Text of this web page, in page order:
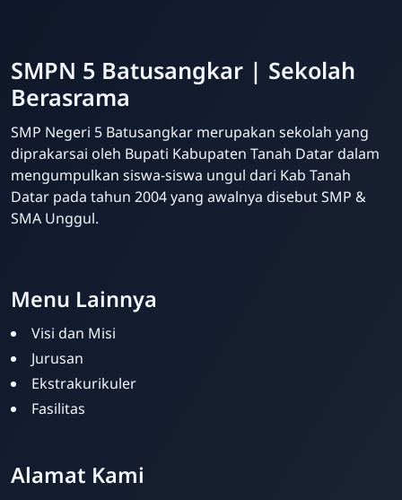
SMPN 5 Batusangkar | Sekolah
Berasrama
SMP Negeri 5 Batusangkar merupakan sekolah yang
diprakarsai oleh Bupati Kabupaten Tanah Datar dalam
mengumpulkan siswa-siswa ungul dari Kab Tanah
Datar pada tahun 2004 yang awalnya disebut SMP &
SMA Unggul.
Menu Lainnya
Visi dan Misi
Jurusan
Ekstrakurikuler
Fasilitas
Alamat Kami